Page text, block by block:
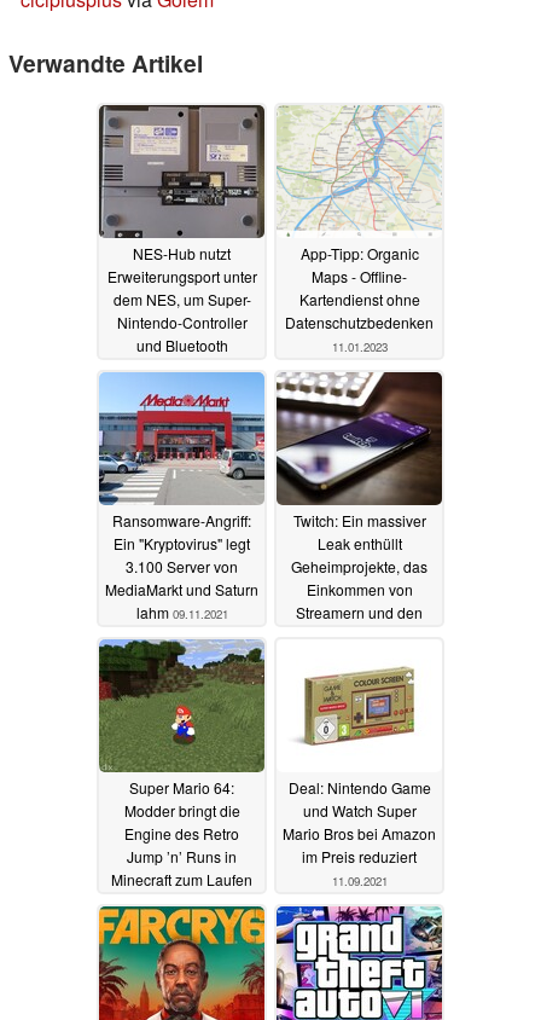
Verwandte Artikel
NES-Hub nutzt
Erweiterungsport unter
dem NES, um Super-
Nintendo-Controller
und Bluetooth
nachzurüsten17.03.2024
App-Tipp: Organic
Maps - Offline-
Kartendienst ohne
Datenschutzbedenken
11.01.2023
Ransomware-Angriff:
Ein "Kryptovirus" legt
3.100 Server von
MediaMarkt und Saturn
lahm 09.11.2021
Twitch: Ein massiver
Leak enthüllt
Geheimprojekte, das
Einkommen von
Streamern und den
Super Mario 64:
Modder bringt die
Engine des Retro
Jump ’n’ Runs in
Minecraft zum Laufen
15.09.2021
Deal: Nintendo Game
und Watch Super
Mario Bros bei Amazon
im Preis reduziert
11.09.2021